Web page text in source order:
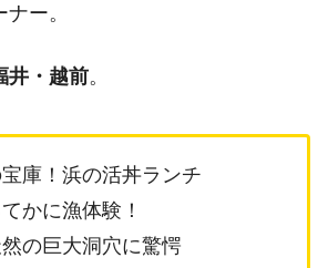
ー。
井・越前。
宝庫！浜の活丼ランチ
かに漁体験！
然の巨大洞穴に驚愕